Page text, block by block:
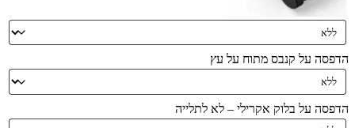
הדפסה על קנבס מתוח על עץ
הדפסה על בלוק אקרילי – לא לתלייה